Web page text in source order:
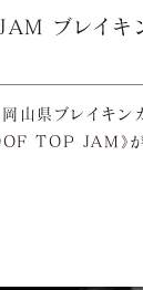
ブレイキ
山県ブレイキン
TOP JAM》